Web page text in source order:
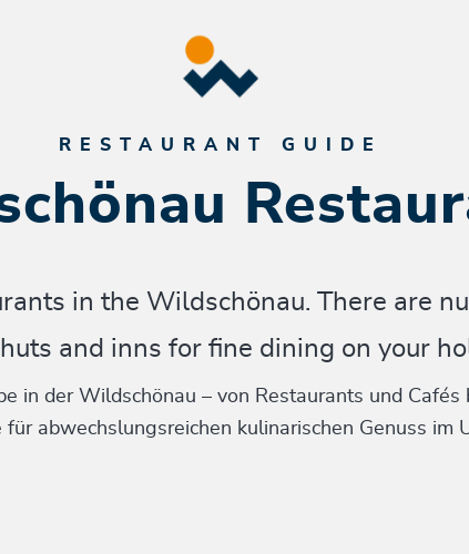
RESTAURANT GUIDE
in the Wildschönau. There are
and inns for fine dining on your
in der Wildschönau – von Restaurants und
für abwechslungsreichen kulinarischen Genuss im